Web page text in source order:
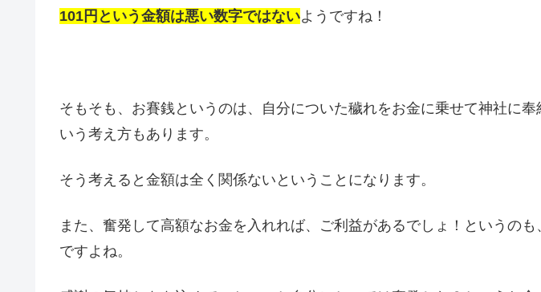
101円という金額は悪い数字ではないようですね！
そもそも、お賽銭というのは、自分についた穢れをお金に乗せて神社に奉
いう考え方もあります。
そう考えると金額は全く関係ないということになります。
また、奮発して高額なお金を入れれば、ご利益があるでしょ！というの
ですよね。